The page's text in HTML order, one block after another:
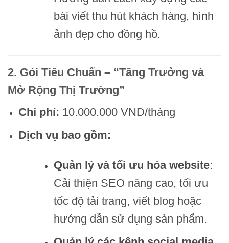
bài viết thu hút khách hàng, hình
ảnh đẹp cho đồng hồ.
2. Gói Tiêu Chuẩn – “Tăng Trưởng và
Mở Rộng Thị Trường”
Chi phí: 10.000.000 VND/tháng
Dịch vụ bao gồm:
Quản lý và tối ưu hóa website:
Cải thiện SEO nâng cao, tối ưu
tốc độ tải trang, viết blog hoặc
hướng dẫn sử dụng sản phẩm.